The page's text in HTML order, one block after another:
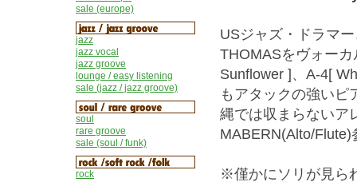
USジャズ・ドラマ
THOMASをヴォー
Sunflower ]、A-4[
もアタックの強いピ
縄では収まらないア
MABERN(Alto/Flute)
※僅かにソリが見ら
sale (europe)
jazz
jazz vocal
jazz groove
lounge / easy listening
sale (jazz / jazz groove)
soul
rare groove
sale (soul / funk)
rock